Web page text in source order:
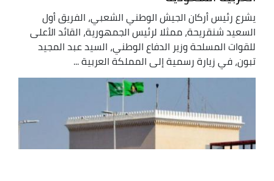
يشرع رئيس أركان الجيش الوطني الشعبي، الفريق أول
السعيد شنقريحة، ممثلا لرئيس الجمهورية، القائد الأعلى
للقوات المسلحة وزير الدفاع الوطني، السيد عبد المجيد
تبون، في زيارة رسمية إلى المملكة العربية ...